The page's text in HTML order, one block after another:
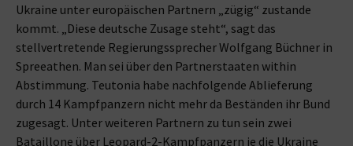
Ukraine unter europäischen Partnern „zügig“ zustande
kommt. „Diese deutsche Zusage steht“, sagt das
stellvertretende Regierungssprecher Wolfgang Büchner in
Spreeathen. Man sei über den Partnerstaaten within
Abstimmung. Teutonia habe nachfolgende Ablieferung
durch 14 Kampfpanzern nicht mehr da Beständen ihr Bund
zugesagt. Unter weiteren Partnern zu tun sein zwei
Bataillone über Leopard-2-Kampfpanzern je die Ukraine